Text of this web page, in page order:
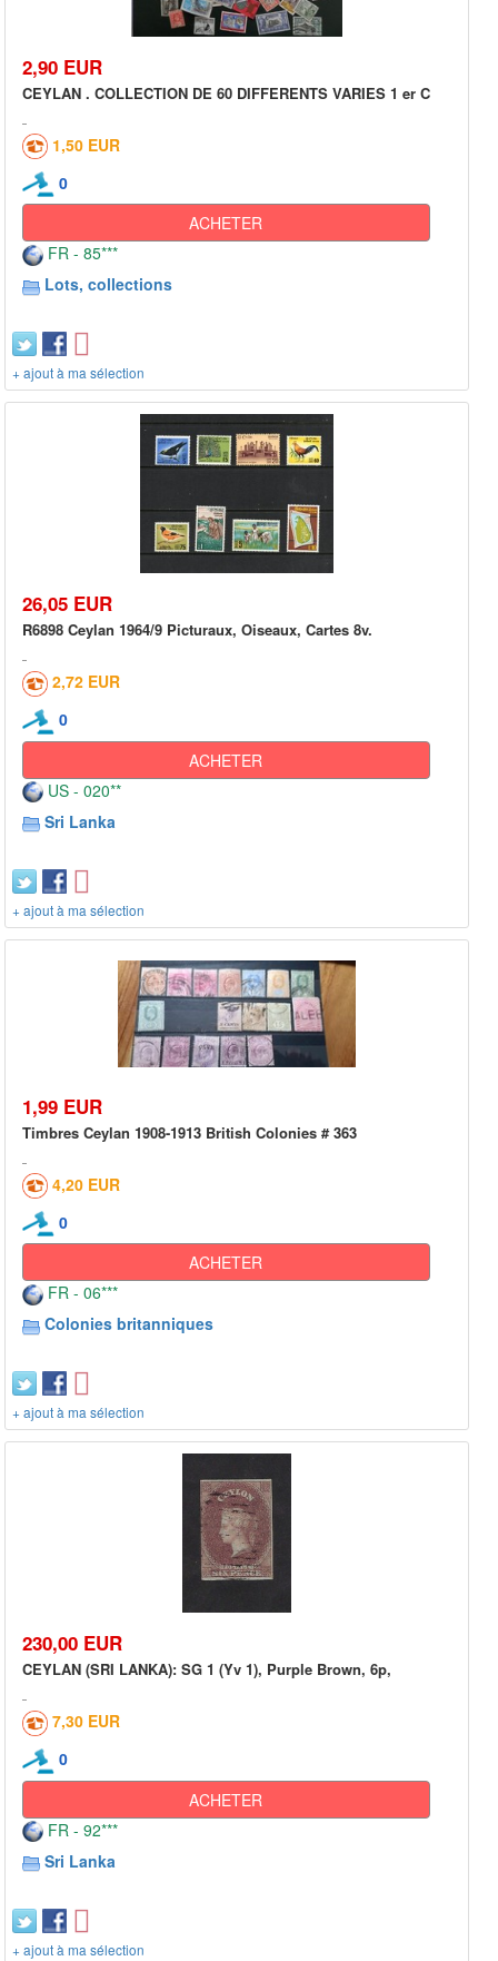
2,90 EUR
CEYLAN . COLLECTION DE 60 DIFFERENTS VARIES 1 er C
1,50 EUR
0
ACHETER
FR - 85***
Lots, collections
+ ajout à ma sélection
26,05 EUR
R6898 Ceylan 1964/9 Picturaux, Oiseaux, Cartes 8v.
2,72 EUR
0
ACHETER
US - 020**
Sri Lanka
+ ajout à ma sélection
1,99 EUR
Timbres Ceylan 1908-1913 British Colonies # 363
4,20 EUR
0
ACHETER
FR - 06***
Colonies britanniques
+ ajout à ma sélection
230,00 EUR
CEYLAN (SRI LANKA): SG 1 (Yv 1), Purple Brown, 6p,
7,30 EUR
0
ACHETER
FR - 92***
Sri Lanka
+ ajout à ma sélection